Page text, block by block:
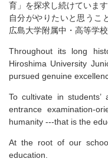
育」を探求し続けています
自分がやりたいと思うこ
広島大学附属中・高等学校
Throughout its long
Hiroshima University
pursued genuine
To cultivate in students’
entrance examination-
humanity ---that is the
At the root of our
education.